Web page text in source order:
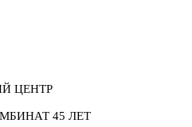
ЦЕНТР
45 ЛЕТ